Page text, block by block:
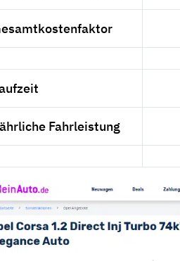
Fahrleistung